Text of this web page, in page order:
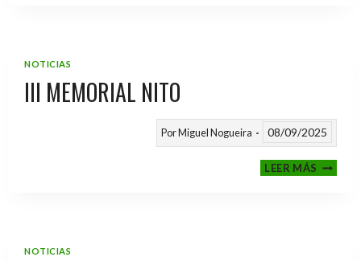
NOTICIAS
III MEMORIAL NITO
PorMiguel Nogueira 08/09/2025
LEER MÁSIII
NOTICIAS